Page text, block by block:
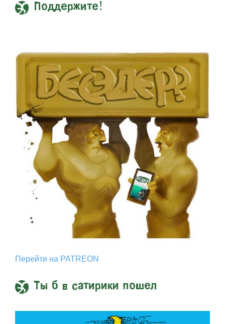
Поддержите!
Перейти на PATREON
Ты б в сатирики пошел